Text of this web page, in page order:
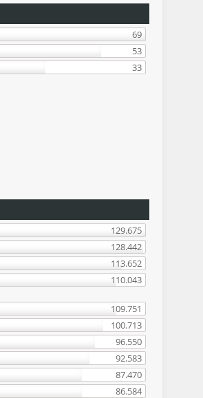
69
53
33
129.675
128.442
113.652
110.043
109.751
100.713
96.550
92.583
87.470
86.584